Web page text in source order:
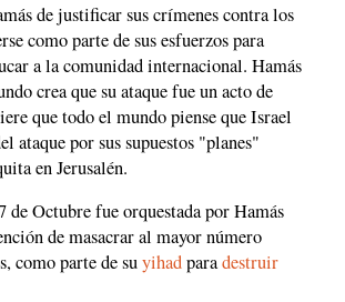
de justificar sus crímenes contra los
como parte de sus esfuerzos para
a la comunidad internacional. Hamás
crea que su ataque fue un acto de
que todo el mundo piense que Israel
ataque por sus supuestos "planes"
en Jerusalén.
de Octubre fue orquestada por Hamás
de masacrar al mayor número
como parte de suyihadparadestruir